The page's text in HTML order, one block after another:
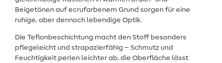
Beigetönen auf ecrufarbenem Grund sorgen für eine
ruhige, aber dennoch lebendige Optik.
Die Teflonbeschichtung macht den Stoff besonders
pflegeleicht und strapazierfähig – Schmutz und
Feuchtigkeit perlen leichter ab, die Oberfläche lässt